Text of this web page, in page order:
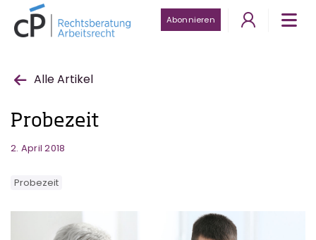
Abonnieren
Alle Artikel
Probezeit
2. April 2018
Probezeit